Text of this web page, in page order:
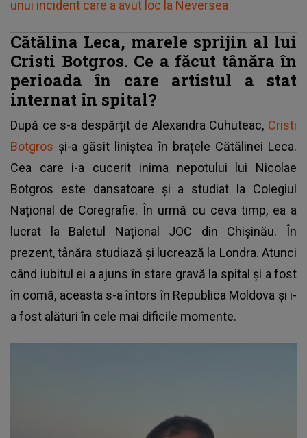
unui incident care a avut loc la Neversea
Cătălina Leca, marele sprijin al lui
Cristi Botgros. Ce a făcut tânăra în
perioada în care artistul a stat
internat în spital?
După ce s-a despărțit de Alexandra Cuhuteac, Cristi
Botgros și-a găsit liniștea în brațele Cătălinei Leca.
Cea care i-a cucerit inima nepotului lui Nicolae
Botgros este dansatoare și a studiat la Colegiul
Național de Coregrafie. În urmă cu ceva timp, ea a
lucrat la Baletul Național JOC din Chișinău. În
prezent, tânăra studiază și lucrează la Londra. Atunci
când iubitul ei a ajuns în stare gravă la spital și a fost
în comă, aceasta s-a întors în Republica Moldova și i-
a fost alături în cele mai dificile momente.